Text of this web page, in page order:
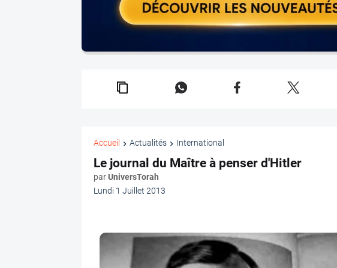
Accueil Actualités International
Le journal du Maître à penser d'Hitler
parUniversTorah
Lundi 1 Juillet 2013